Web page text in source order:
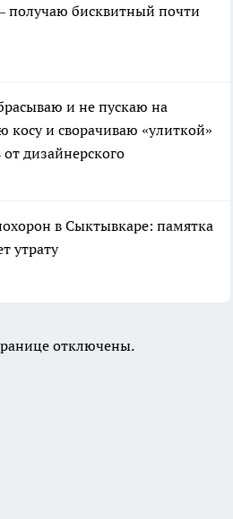
получаю бисквитный почти
и не пускаю на
косу и сворачиваю «улиткой»
дизайнерского
в Сыктывкаре: памятка
утрату
отключены.